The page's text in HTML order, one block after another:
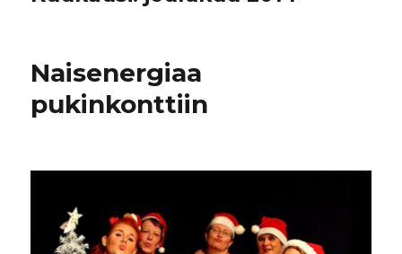
Naisenergiaa
pukinkonttiin